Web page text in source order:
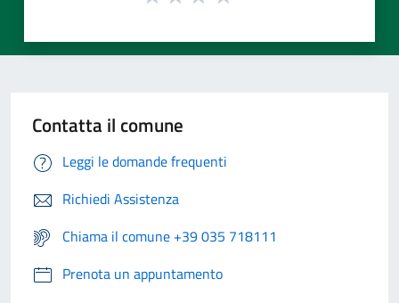
Contatta il comune
Leggi le domande frequenti
Richiedi Assistenza
Chiama il comune +39 035 718111
Prenota un appuntamento